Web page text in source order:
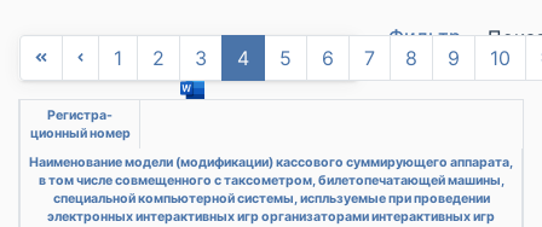
Скачать утвержденную форму
Фильтр
1 2 3 4 5 6 7 8 9 10
Регистра-
ционный номер
Наименование модели (модификации) кассового суммирующего аппарата,
в том числе совмещенного с таксометром, билетопечатающей машины,
специальной компьютерной системы, испльзуемые при проведении
электронных интерактивных игр организаторами интерактивных игр